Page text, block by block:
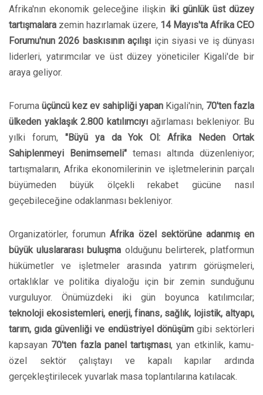
Afrika'nın ekonomik geleceğine ilişkin iki günlük üst düzey
tartışmalara zemin hazırlamak üzere, 14 Mayıs'ta Afrika CEO
Forumu'nun 2026 baskısının açılışı için siyasi ve iş dünyası
liderleri, yatırımcılar ve üst düzey yöneticiler Kigali'de bir
araya geliyor.
Foruma üçüncü kez ev sahipliği yapan Kigali'nin, 70'ten fazla
ülkeden yaklaşık 2.800 katılımcıyıağırlaması bekleniyor. Bu
yılki forum, "Büyü ya da Yok Ol: Afrika Neden Ortak
Sahiplenmeyi Benimsemeli" teması altında düzenleniyor;
tartışmaların, Afrika ekonomilerinin ve işletmelerinin parçalı
büyümeden büyük ölçekli rekabet gücüne nasıl
geçebileceğine odaklanması bekleniyor.
Organizatörler, forumunAfrika özel sektörüne adanmış en
büyük uluslararası buluşma olduğunu belirterek, platformun
hükümetler ve işletmeler arasında yatırım görüşmeleri,
ortaklıklar ve politika diyaloğu için bir zemin sunduğunu
vurguluyor. Önümüzdeki iki gün boyunca katılımcılar;
teknoloji ekosistemleri, enerji, finans, sağlık, lojistik, altyapı,
tarım, gıda güvenliği ve endüstriyel dönüşümgibi sektörleri
kapsayan 70'ten fazla panel tartışması, yan etkinlik, kamu-
özel sektör çalıştayı ve kapalı kapılar ardında
gerçekleştirilecek yuvarlak masa toplantılarına katılacak.